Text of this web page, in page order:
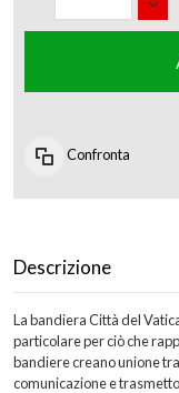
Confronta
Descrizione
La bandiera Città del
particolare per ciò che
bandiere creano unione
comunicazione e